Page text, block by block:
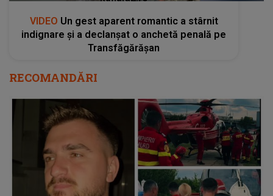
VIDEO Un gest aparent romantic a stârnit
indignare și a declanșat o anchetă penală pe
Transfăgărășan
RECOMANDĂRI